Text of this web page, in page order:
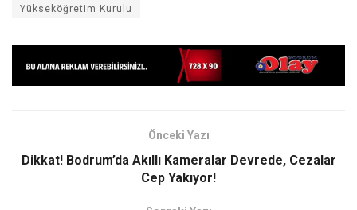
Yükseköğretim Kurulu
Önceki Yazı
Dikkat! Bodrum’da Akıllı Kameralar Devrede, Cezalar
Cep Yakıyor!